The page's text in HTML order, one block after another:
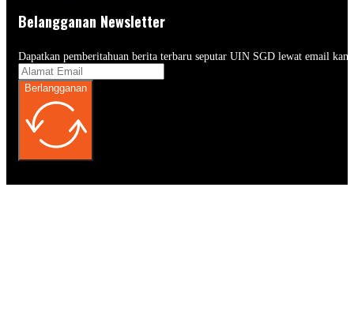
Belangganan Newsletter
Dapatkan pemberitahuan berita terbaru seputar UIN SGD lewat email
Berlangganan